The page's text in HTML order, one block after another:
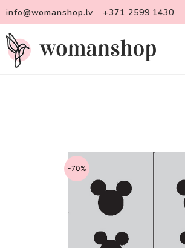
info@womanshop.lv +371 2599 1430
-70%